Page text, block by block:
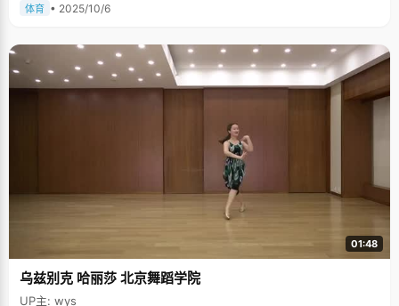
体育 • 2025/10/6
01:48
乌兹别克 哈丽莎 北京舞蹈学院
UP主: wys